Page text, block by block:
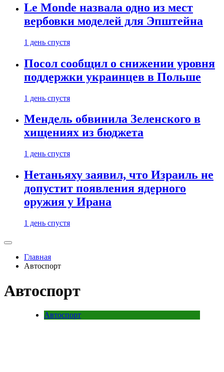
Le Monde назвала одно из мест
вербовки моделей для Эпштейна
1 день спустя
Посол сообщил о снижении уровня
поддержки украинцев в Польше
1 день спустя
Мендель обвинила Зеленского в
хищениях из бюджета
1 день спустя
Нетаньяху заявил, что Израиль не
допустит появления ядерного
оружия у Ирана
1 день спустя
Главная
Автоспорт
Автоспорт
Автоспорт